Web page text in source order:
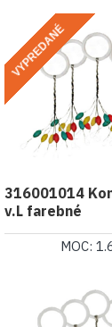
VYPREDANÉ
316001014
v.L farebné
MOC: